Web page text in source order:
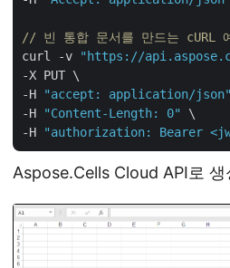
// 빈 통합 문서를 만드는 cURL
curl -v
"https://
-X PUT \
-H
"accept: application/json"
-H
"Content-Length: 0"
\
-H
"authorization: Bearer
Aspose.Cells Cloud API로 생